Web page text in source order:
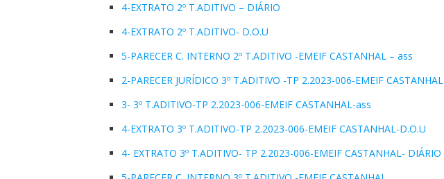
4-EXTRATO 2º T.ADITIVO – DIÁRIO
4-EXTRATO 2º T.ADITIVO- D.O.U
5-PARECER C. INTERNO 2º T.ADITIVO -EMEIF CASTANHAL – ass
2-PARECER JURÍDICO 3º T.ADITIVO -TP 2.2023-006-EMEIF CASTANHAL
3- 3º T.ADITIVO-TP 2.2023-006-EMEIF CASTANHAL-ass
4-EXTRATO 3º T.ADITIVO-TP 2.2023-006-EMEIF CASTANHAL-D.O.U
4- EXTRATO 3º T.ADITIVO- TP 2.2023-006-EMEIF CASTANHAL- DIÁRIO